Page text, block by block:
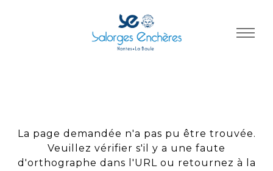
La page demandée n'a pas pu être trouvée.
Veuillez vérifier s'il y a une faute
d'orthographe dans l'URL ou retournez à la